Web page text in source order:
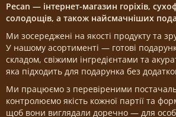
Pecan — інтернет-магазин горіхів,
солодощів, а також найсмачніших
Ми зосереджені на якості продукту та
У нашому асортименті — готові
складом, свіжими інгредієнтами та
яка підходить для подарунка без
Ми працюємо з перевіреними
контролюємо якість кожної партії та
щоб вони виглядали доречно — для